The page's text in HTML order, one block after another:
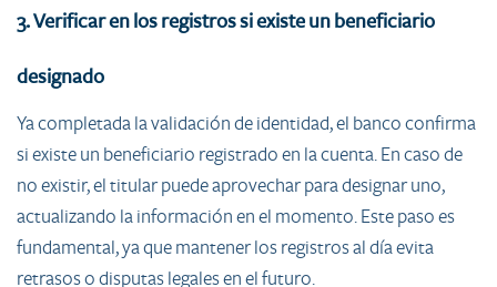
3. Verificar en los registros si existe un beneficiario
designado
Ya completada la validación de identidad, el banco confirma
si existe un beneficiario registrado en la cuenta. En caso de
no existir, el titular puede aprovechar para designar uno,
actualizando la información en el momento. Este paso es
fundamental, ya que mantener los registros al día evita
retrasos o disputas legales en el futuro.